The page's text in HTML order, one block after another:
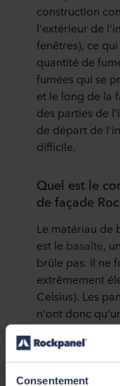
Consentement
construction
l'extérieur de
fenêtres), ce
quantité de
fumées qui se
et le long de la
des parties de
de départ de
difficile.
Quel est le
de façade
Le matériau de
est le basalte,
brûle pas. Il ne
extrêmement
Celsius). Les
n'ont donc
faible. Ce
faible quantité
cas d'incendie.
fibre de laine